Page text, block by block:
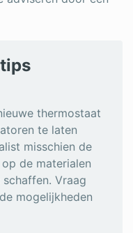
thermostaat
te laten
misschien de
de materialen
Vraag
mogelijkheden